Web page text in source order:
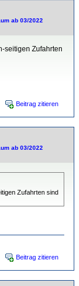
ab 03/2022
seitigen Zufahrten
Beitrag zitieren
ab 03/2022
Zufahrten sind
Beitrag zitieren